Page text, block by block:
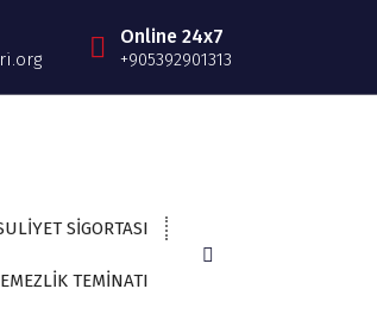
Online 24x7
+905392901313
SİGORTASI
TEMİNATI